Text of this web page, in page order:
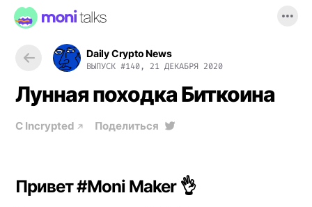
Daily Crypto News
ВЫПУСК #140, 21 ДЕКАБРЯ 2020
Лунная походка Биткоина
С Incrypted Поделиться
Привет #Moni Maker 👌